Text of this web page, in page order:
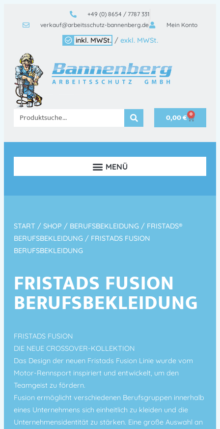
+49 (0) 8654 / 7787 331
verkauf@arbeitsschutz-bannenberg.de
Mein Konto
inkl. MWSt. / exkl. MWSt.
0,00€ 0
START / SHOP / BERUFSBEKLEIDUNG / FRISTADS®
BERUFSBEKLEIDUNG / FRISTADS FUSION
BERUFSBEKLEIDUNG
FRISTADS FUSION
BERUFSBEKLEIDUNG
FRISTADS FUSION
DIE NEUE CROSSOVER-KOLLEKTION
Das Design der neuen Fristads Fusion Linie wurde vom
Motor-Rennsport inspiriert und entwickelt, um den
Teamgeist zu fördern.
Fusion ermöglicht verschiedenen Berufsgruppen innerhalb
eines Unternehmens sich einheitlich zu kleiden und die
Unternehmensidentität zu stärken. Eine große Auswahl an